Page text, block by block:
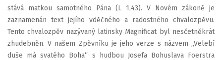
stává matkou samotného Pána (L 1,43). V Novém zákoně je
zaznamenán text jejího vděčného a radostného chvalozpěvu.
Tento chvalozpěv nazývaný latinsky Magnificat byl nesčetněkrát
zhudebněn. V našem Zpěvníku je jeho verze s názvem „Velebí
duše má svatého Boha“ s hudbou Josefa Bohuslava Foerstra